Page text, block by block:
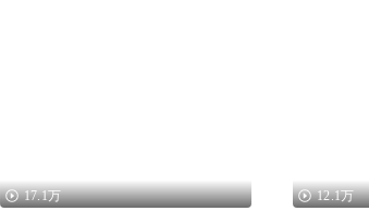
17.1万 12.1万